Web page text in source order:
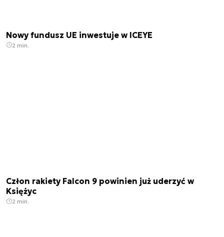
Nowy fundusz UE inwestuje w ICEYE
2 min.
Człon rakiety Falcon 9 powinien już uderzyć w
Księżyc
2 min.